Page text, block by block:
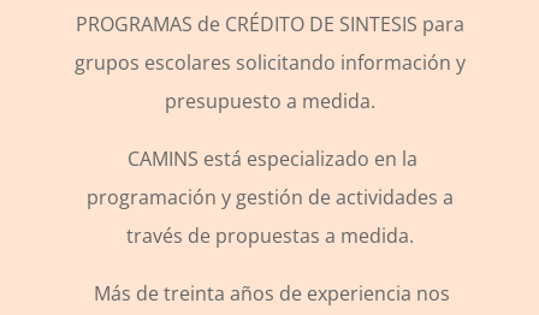
PROGRAMAS de CRÉDITO DE SINTESIS para
grupos escolares solicitando información y
presupuesto a medida.
CAMINS está especializado en la
programación y gestión de actividades a
través de propuestas a medida.
Más de treinta años de experiencia nos